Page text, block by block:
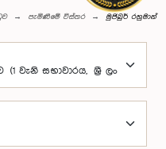
පැමිණීමේ විස්තර මුජිබුර් රහුමාන්